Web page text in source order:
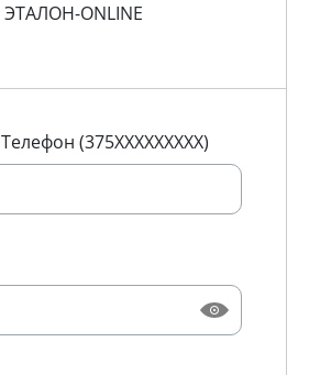
ЭТАЛОН-ONLINE
(375XXXXXXXXX)